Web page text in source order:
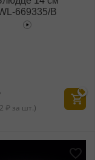
B
₽ за шт.)